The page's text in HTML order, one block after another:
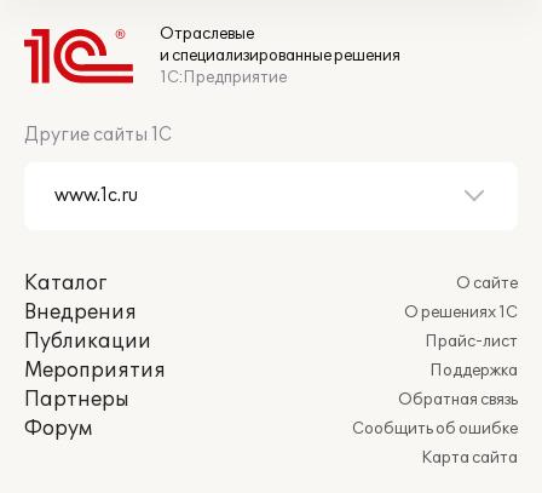
Отраслевые
и специализированные решения
1С:Предприятие
Другие сайты 1С
Каталог
Внедрения
Публикации
Мероприятия
Партнеры
Форум
О сайте
О решениях 1С
Прайс-лист
Поддержка
Обратная связь
Сообщить об ошибке
Карта сайта